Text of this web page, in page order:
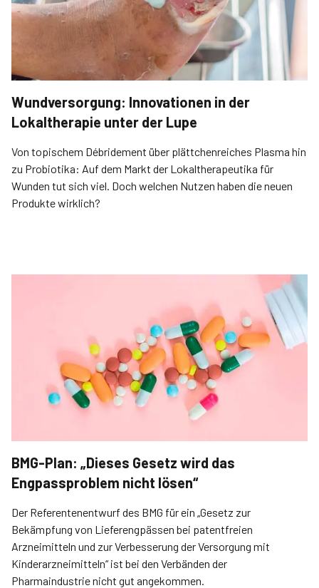
Wundversorgung: Innovationen in der
Lokaltherapie unter der Lupe
Von topischem Débridement über plättchenreiches Plasma hin
zu Probiotika: Auf dem Markt der Lokaltherapeutika für
Wunden tut sich viel. Doch welchen Nutzen haben die neuen
Produkte wirklich?
BMG-Plan: „Dieses Gesetz wird das
Engpassproblem nicht lösen“
Der Referentenentwurf des BMG für ein „Gesetz zur
Bekämpfung von Lieferengpässen bei patentfreien
Arzneimitteln und zur Verbesserung der Versorgung mit
Kinderarzneimitteln“ ist bei den Verbänden der
Pharmaindustrie nicht gut angekommen.